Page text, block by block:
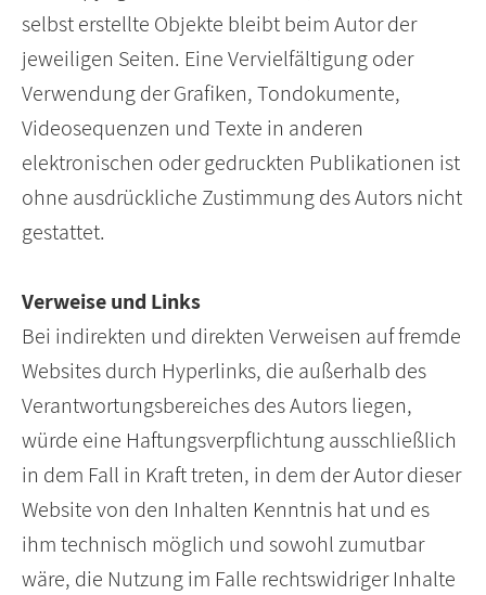
selbst erstellte Objekte bleibt beim Autor der
jeweiligen Seiten. Eine Vervielfältigung oder
Verwendung der Grafiken, Tondokumente,
Videosequenzen und Texte in anderen
elektronischen oder gedruckten Publikationen ist
ohne ausdrückliche Zustimmung des Autors nicht
gestattet.
Verweise und Links
Bei indirekten und direkten Verweisen auf fremde
Websites durch Hyperlinks, die außerhalb des
Verantwortungsbereiches des Autors liegen,
würde eine Haftungsverpflichtung ausschließlich
in dem Fall in Kraft treten, in dem der Autor dieser
Website von den Inhalten Kenntnis hat und es
ihm technisch möglich und sowohl zumutbar
wäre, die Nutzung im Falle rechtswidriger Inhalte